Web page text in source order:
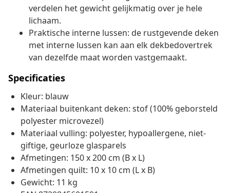
verdelen het gewicht gelijkmatig over je hele
lichaam.
Praktische interne lussen: de rustgevende deken
met interne lussen kan aan elk dekbedovertrek
van dezelfde maat worden vastgemaakt.
Specificaties
Kleur: blauw
Materiaal buitenkant deken: stof (100% geborsteld
polyester microvezel)
Materiaal vulling: polyester, hypoallergene, niet-
giftige, geurloze glasparels
Afmetingen: 150 x 200 cm (B x L)
Afmetingen quilt: 10 x 10 cm (L x B)
Gewicht: 11 kg